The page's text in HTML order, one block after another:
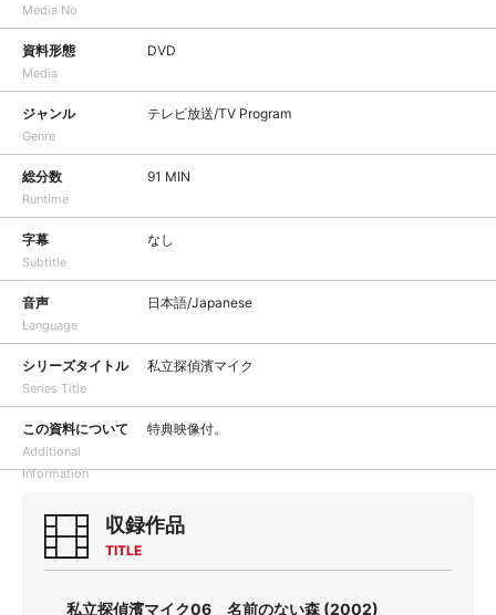
Media No
資料形態
Media
DVD
ジャンル
Genre
テレビ放送/TV Program
総分数
Runtime
91 MIN
字幕
Subtitle
なし
音声
Language
日本語/Japanese
シリーズタイトル
Series Title
私立探偵濱マイク
この資料について
Additional
Information
特典映像付。
収録作品
TITLE
私立探偵濱マイク06 名前のない森 (2002)